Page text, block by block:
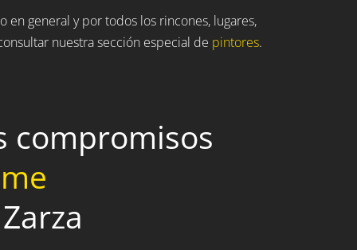
en general y por todos los rincones, lugares,
nuestra sección especial de pintores.
compromisos